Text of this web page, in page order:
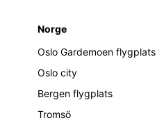
Norge
Oslo Gardemoen flygplats
Oslo city
Bergen flygplats
Tromsö